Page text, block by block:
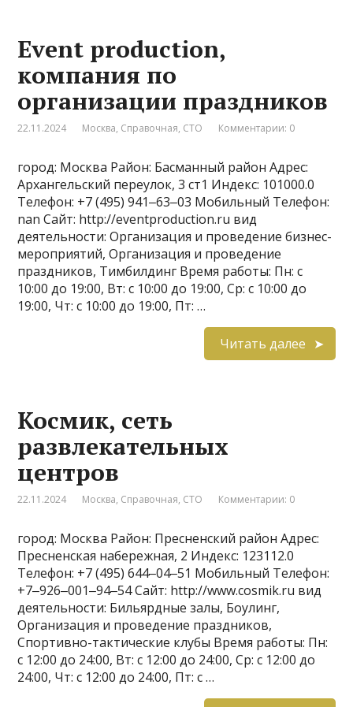
Event production,
компания по
организации праздников
22.11.2024 Москва, Справочная, СТО Комментарии: 0
город: Москва Район: Басманный район Адрес:
Архангельский переулок, 3 ст1 Индекс: 101000.0
Телефон: +7 (495) 941‒63‒03 Мобильный Телефон:
nan Сайт: http://eventproduction.ru вид
деятельности: Организация и проведение бизнес-
мероприятий, Организация и проведение
праздников, Тимбилдинг Время работы: Пн: с
10:00 до 19:00, Вт: с 10:00 до 19:00, Ср: с 10:00 до
19:00, Чт: с 10:00 до 19:00, Пт: …
Читать далее
Космик, сеть
развлекательных
центров
22.11.2024 Москва, Справочная, СТО Комментарии: 0
город: Москва Район: Пресненский район Адрес:
Пресненская набережная, 2 Индекс: 123112.0
Телефон: +7 (495) 644‒04‒51 Мобильный Телефон:
+7‒926‒001‒94‒54 Сайт: http://www.cosmik.ru вид
деятельности: Бильярдные залы, Боулинг,
Организация и проведение праздников,
Спортивно-тактические клубы Время работы: Пн:
с 12:00 до 24:00, Вт: с 12:00 до 24:00, Ср: с 12:00 до
24:00, Чт: с 12:00 до 24:00, Пт: с …